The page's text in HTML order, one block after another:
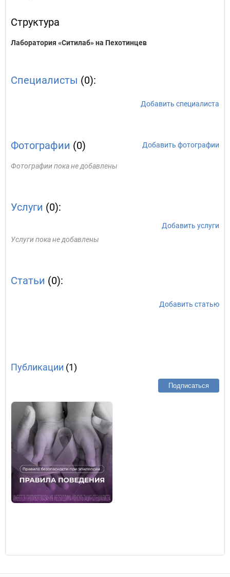
Структура
Лаборатория «Ситилаб» на Пехотинцев
Специалисты (0):
Добавить специалиста
Фотографии (0) Добавить фотографии
Фотографии пока не добавлены
Услуги (0):
Добавить услуги
Услуги пока не добавлены
Статьи (0):
Добавить статью
Публикации (1)
Подписаться